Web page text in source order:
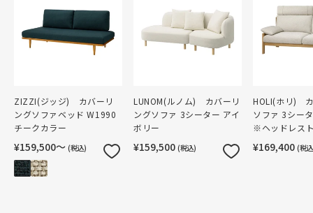
ZIZZI(ジッジ) カバーリ
ングソファベッド W1990
チークカラー
¥159,500〜 (税込)
LUNOM(ルノム) カバーリ
ングソファ 3シーター アイ
ボリー
¥159,500 (税込)
HOLI(ホリ)
ソファ 3シー
※ヘッドレス
¥169,400 (税